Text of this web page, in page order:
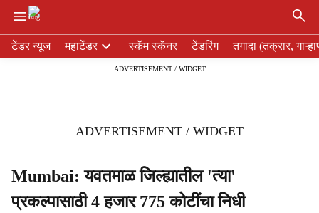
e
टेंडर न्यूज महाटेंडर स्कॅम स्कॅनर टेंडरिंग तगादा (तक्रार,
ADVERTISEMENT / WIDGET
ADVERTISEMENT / WIDGET
Mumbai: यवतमाळ जिल्ह्यातील 'त्या'
प्रकल्पासाठी 4 हजार 775 कोटींचा निधी